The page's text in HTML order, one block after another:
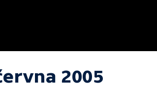
2005